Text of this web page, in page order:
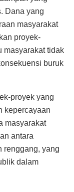
Dana yang
masyarakat
proyek-
masyarakat tidak
buruk
proyek yang
kepercayaan
masyarakat
antara
renggang, yang
dalam